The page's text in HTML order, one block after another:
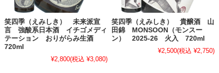
笑四季（えみしき） 未来派宣
言 強酸系日本酒 イチゴメディ
テーション おりがらみ生酒
720ml
¥2,800(税込 ¥3,080)
笑四季（えみしき） 貴醸酒 山
田錦 MONSOON（モンスー
ン） 2025-26 火入 720ml
¥2,500(税込 ¥2,750)